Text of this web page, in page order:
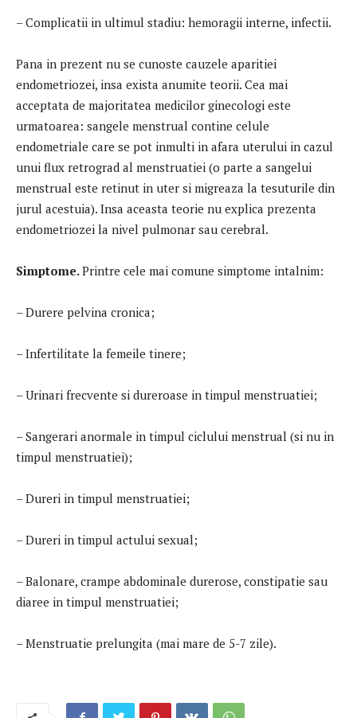
– Complicatii in ultimul stadiu: hemoragii interne, infectii.
Pana in prezent nu se cunoste cauzele aparitiei
endometriozei, insa exista anumite teorii. Cea mai
acceptata de majoritatea medicilor ginecologi este
urmatoarea: sangele menstrual contine celule
endometriale care se pot inmulti in afara uterului in cazul
unui flux retrograd al menstruatiei (o parte a sangelui
menstrual este retinut in uter si migreaza la tesuturile din
jurul acestuia). Insa aceasta teorie nu explica prezenta
endometriozei la nivel pulmonar sau cerebral.
Simptome.Printre cele mai comune simptome intalnim:
– Durere pelvina cronica;
– Infertilitate la femeile tinere;
– Urinari frecvente si dureroase in timpul menstruatiei;
– Sangerari anormale in timpul ciclului menstrual (si nu in
timpul menstruatiei);
– Dureri in timpul menstruatiei;
– Dureri in timpul actului sexual;
– Balonare, crampe abdominale durerose, constipatie sau
diaree in timpul menstruatiei;
– Menstruatie prelungita (mai mare de 5-7 zile).